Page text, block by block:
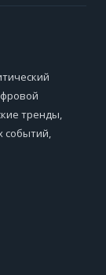
тренды,
событий,